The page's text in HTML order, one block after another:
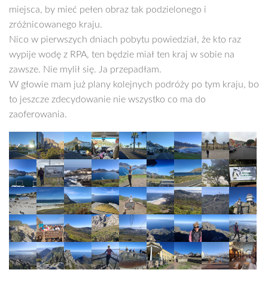
miejsca, by mieć pełen obraz tak podzielonego i
zróżnicowanego kraju.
Nico w pierwszych dniach pobytu powiedział, że kto raz
wypije wodę z RPA, ten będzie miał ten kraj w sobie na
zawsze. Nie mylił się. Ja przepadłam.
W głowie mam już plany kolejnych podróży po tym kraju, bo
to jeszcze zdecydowanie nie wszystko co ma do
zaoferowania.